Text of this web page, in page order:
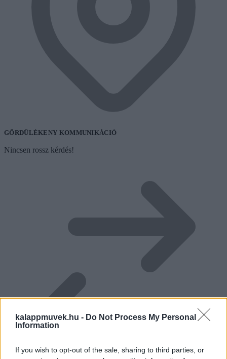
kalappmuvek.hu - Do Not Process My Personal
Information
If you wish to opt-out of the sale, sharing to third parties, or
GÖRDÜLÉKENY KOMMUNIKÁCIÓ
Nincsen rossz kérdés!